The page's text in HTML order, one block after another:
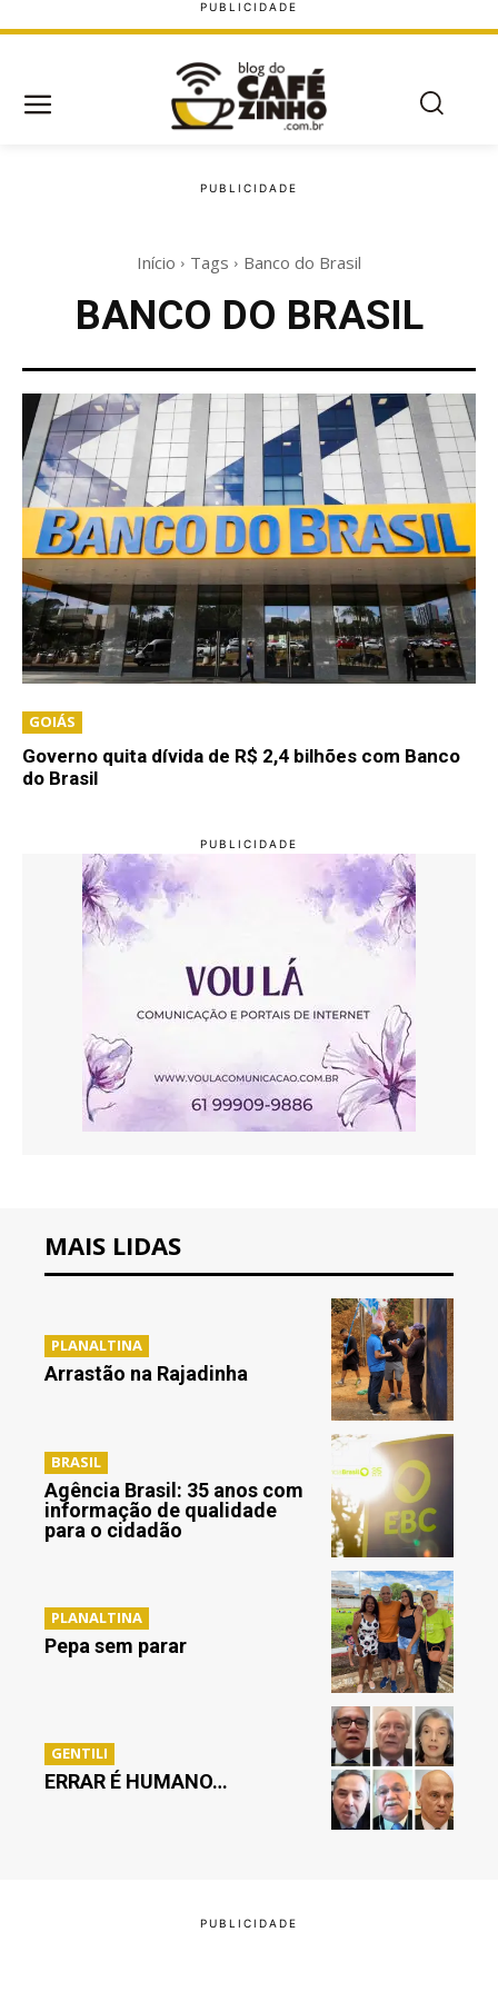
Início Tags Banco do Brasil
BANCO DO BRASIL
GOIÁS
Governo quita dívida de R$ 2,4 bilhões com Banco
do Brasil
MAIS LIDAS
PLANALTINA
Arrastão na Rajadinha
BRASIL
Agência Brasil: 35 anos com
informação de qualidade
para o cidadão
PLANALTINA
Pepa sem parar
GENTILI
ERRAR É HUMANO…